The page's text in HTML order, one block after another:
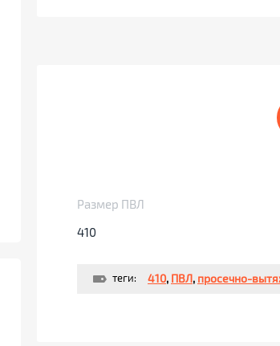
Размер ПВЛ
410
теги: 410, ПВЛ, просечно-